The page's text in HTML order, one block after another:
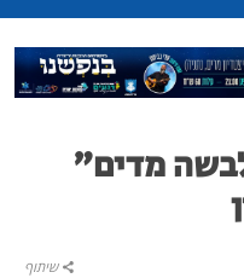
מדים"
שיתוף